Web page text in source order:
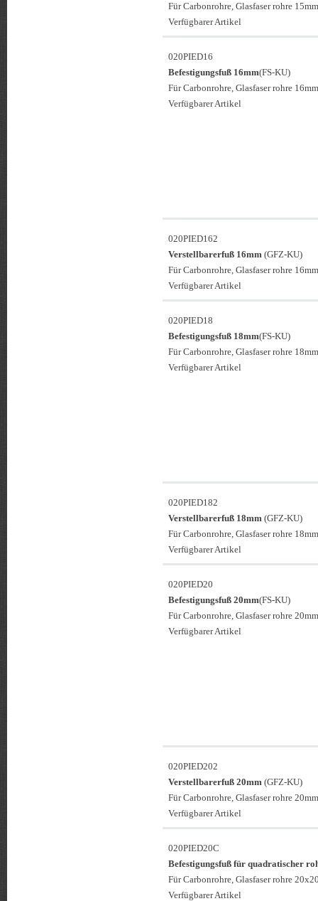
Für Carbonrohre, Glasfaser rohre
Verfügbarer Artikel
020PIED16
Befestigungsfuß 16mm(FS-KU)
Für Carbonrohre, Glasfaser rohre
Verfügbarer Artikel
020PIED162
Verstellbarerfuß 16mm (GFZ-KU)
Für Carbonrohre, Glasfaser rohre
Verfügbarer Artikel
020PIED18
Befestigungsfuß 18mm(FS-KU)
Für Carbonrohre, Glasfaser rohre
Verfügbarer Artikel
020PIED182
Verstellbarerfuß 18mm (GFZ-KU)
Für Carbonrohre, Glasfaser rohre
Verfügbarer Artikel
020PIED20
Befestigungsfuß 20mm(FS-KU)
Für Carbonrohre, Glasfaser rohre
Verfügbarer Artikel
020PIED202
Verstellbarerfuß 20mm (GFZ-KU)
Für Carbonrohre, Glasfaser rohre
Verfügbarer Artikel
020PIED20C
Befestigungsfuß für quadratischer
Für Carbonrohre, Glasfaser rohre
Verfügbarer Artikel